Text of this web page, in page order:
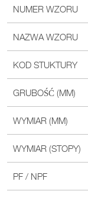
NUMER WZORU
NAZWA WZORU
KOD STUKTURY
GRUBOŚĆ (MM)
WYMIAR (MM)
WYMIAR (STOPY)
PF / NPF